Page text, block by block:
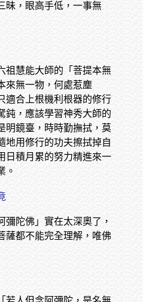
昧，眼高手低，一事無
祖慧能大師的「菩提本無
來無一物，何處惹塵
適合上根機利根器的修行
鈍，應該學習神秀大師的
明鏡臺，時時勤撫拭，莫
地用修行的功夫擦拭掉自
日積月累的努力精進來一
。
陀佛」實在太深奧了，
薩都不能完全理解，唯佛